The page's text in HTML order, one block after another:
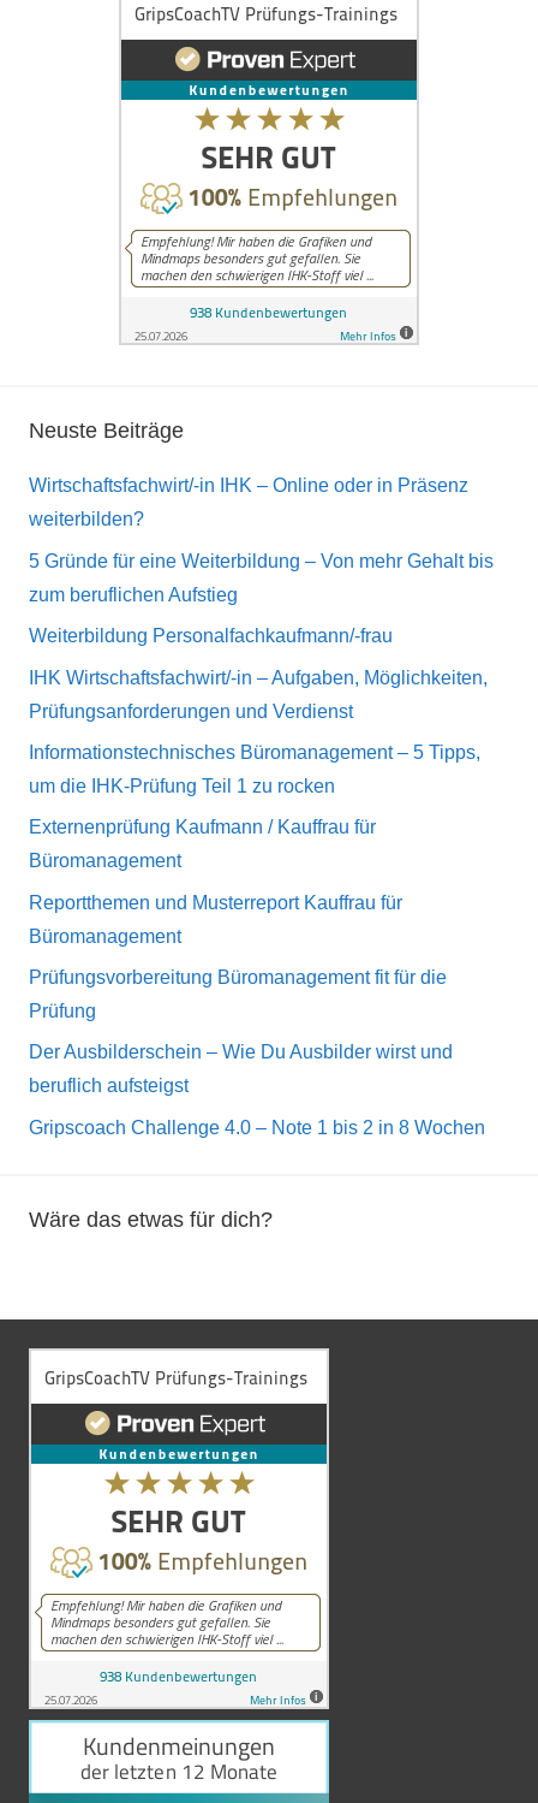
Neuste Beiträge
Wirtschaftsfachwirt/-in IHK – Online oder in Präsenz
weiterbilden?
5 Gründe für eine Weiterbildung – Von mehr Gehalt bis
zum beruflichen Aufstieg
Weiterbildung Personalfachkaufmann/-frau
IHK Wirtschaftsfachwirt/-in – Aufgaben, Möglichkeiten,
Prüfungsanforderungen und Verdienst
Informationstechnisches Büromanagement – 5 Tipps,
um die IHK-Prüfung Teil 1 zu rocken
Externenprüfung Kaufmann / Kauffrau für
Büromanagement
Reportthemen und Musterreport Kauffrau für
Büromanagement
Prüfungsvorbereitung Büromanagement fit für die
Prüfung
Der Ausbilderschein – Wie Du Ausbilder wirst und
beruflich aufsteigst
Gripscoach Challenge 4.0 – Note 1 bis 2 in 8 Wochen
Wäre das etwas für dich?